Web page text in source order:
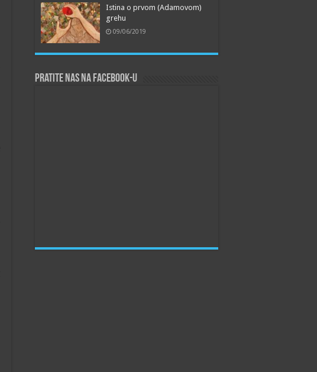
Istina o prvom (Adamovom)
grehu
09/06/2019
Pratite nas na Facebook-u